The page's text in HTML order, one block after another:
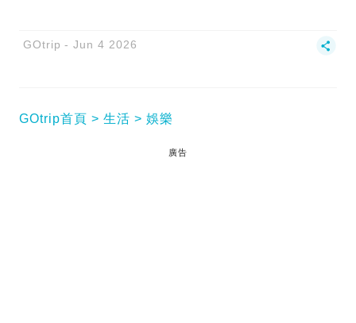
GOtrip Jun 4 2026
GOtrip首頁 生活 娛樂
廣告